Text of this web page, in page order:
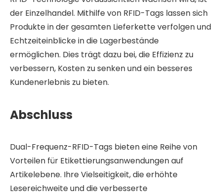
der Einzelhandel. Mithilfe von RFID-Tags lassen sich
Produkte in der gesamten Lieferkette verfolgen und
Echtzeiteinblicke in die Lagerbestände
ermöglichen. Dies trägt dazu bei, die Effizienz zu
verbessern, Kosten zu senken und ein besseres
Kundenerlebnis zu bieten.
Abschluss
Dual-Frequenz-RFID-Tags bieten eine Reihe von
Vorteilen für Etikettierungsanwendungen auf
Artikelebene. Ihre Vielseitigkeit, die erhöhte
Lesereichweite und die verbesserte